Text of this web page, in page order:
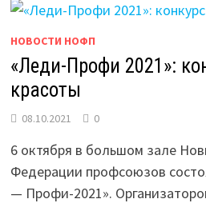
НОВОСТИ НОФП
«Леди-Профи 2021»:
красоты
08.10.2021 0
6 октября в большом зале
Федерации профсоюзов
— Профи-2021».